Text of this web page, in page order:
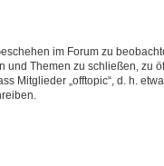
im Forum zu
und Themen zu schließen, zu
Mitglieder „offtopic“, d. h.